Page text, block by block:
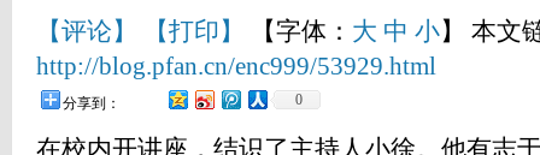
【评论】 【打印】 【字体： 大 中 小】 本文
http://blog.pfan.cn/enc999/53929.html
分享到： 0
在校内开讲座，结识了主持人小徐。他有志